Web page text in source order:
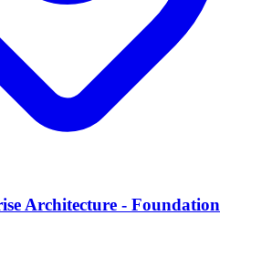
Architecture - Foundation